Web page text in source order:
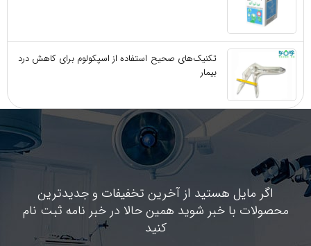
تکنیک‌های صحیح استفاده از اسپکولوم برای کاهش درد
بیمار
اگر مایل هستید از آخرین تخفیفات و جدیدترین
محصولات با خبر شوید همین حالا در خبر نامه ثبت نام
کنید